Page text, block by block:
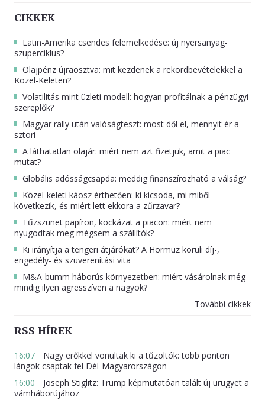
CIKKEK
Latin-Amerika csendes felemelkedése: új nyersanyag-
szuperciklus?
Olajpénz újraosztva: mit kezdenek a rekordbevételekkel a
Közel-Keleten?
Volatilitás mint üzleti modell: hogyan profitálnak a pénzügyi
szereplők?
Magyar rally után valóságteszt: most dől el, mennyit ér a
sztori
A láthatatlan olajár: miért nem azt fizetjük, amit a piac
mutat?
Globális adósságcsapda: meddig finanszírozható a válság?
Közel-keleti káosz érthetően: ki kicsoda, mi miből
következik, és miért lett ekkora a zűrzavar?
Tűzszünet papíron, kockázat a piacon: miért nem
nyugodtak meg mégsem a szállítók?
Ki irányítja a tengeri átjárókat? A Hormuz körüli díj-,
engedély- és szuverenitási vita
M&A-bumm háborús környezetben: miért vásárolnak még
mindig ilyen agresszíven a nagyok?
További cikkek
RSS HÍREK
16:07
Nagy erőkkel vonultak ki a tűzoltók: több ponton
lángok csaptak fel Dél-Magyarországon
16:00
Joseph Stiglitz: Trump képmutatóan talált új ürügyet a
vámháborújához